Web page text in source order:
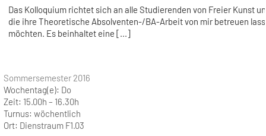
Das Kolloquium richtet sich an alle Studierenden von Freier Kunst
die ihre Theoretische Absolventen-/BA-Arbeit von mir betreuen
möchten. Es beinhaltet eine [...]
Sommersemester 2016
Wochentag(e): Do
Zeit: 15.00h – 16.30h
Turnus: wöchentlich
Ort: Dienstraum F1.03